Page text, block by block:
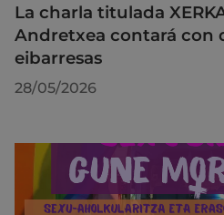
La charla titulada
Andretxea contará con
eibarresas
28/05/2026